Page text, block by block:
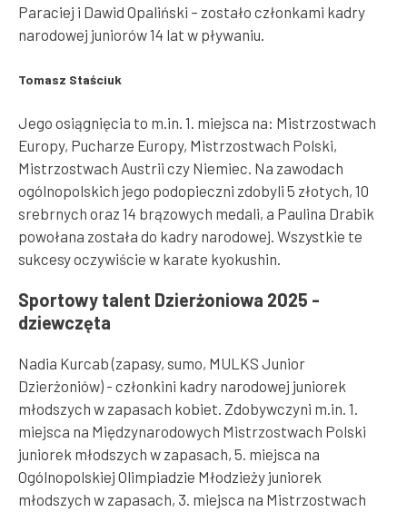
Paraciej i Dawid Opaliński – zostało członkami kadry
narodowej juniorów 14 lat w pływaniu.
Tomasz Staściuk
Jego osiągnięcia to m.in. 1. miejsca na: Mistrzostwach
Europy, Pucharze Europy, Mistrzostwach Polski,
Mistrzostwach Austrii czy Niemiec. Na zawodach
ogólnopolskich jego podopieczni zdobyli 5 złotych, 10
srebrnych oraz 14 brązowych medali, a Paulina Drabik
powołana została do kadry narodowej. Wszystkie te
sukcesy oczywiście w karate kyokushin.
Sportowy talent Dzierżoniowa 2025 -
dziewczęta
Nadia Kurcab (zapasy, sumo, MULKS Junior
Dzierżoniów) - członkini kadry narodowej juniorek
młodszych w zapasach kobiet. Zdobywczyni m.in. 1.
miejsca na Międzynarodowych Mistrzostwach Polski
juniorek młodszych w zapasach, 5. miejsca na
Ogólnopolskiej Olimpiadzie Młodzieży juniorek
młodszych w zapasach, 3. miejsca na Mistrzostwach